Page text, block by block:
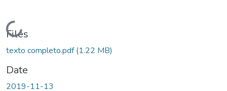
Loading...
Files
texto completo.pdf(1.22 MB)
Date
2019-11-13